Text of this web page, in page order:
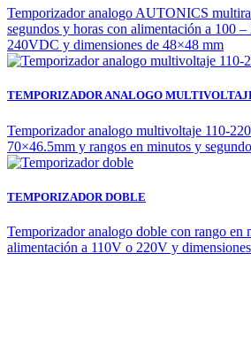
Temporizador analogo AUTONICS
segundos y horas con alimentación a 100
240VDC y dimensiones de 48×48 mm
TEMPORIZADOR ANALOGO
Temporizador analogo multivoltaje 110-
70×46.5mm y rangos en minutos y
TEMPORIZADOR DOBLE
Temporizador analogo doble con rango en
alimentación a 110V o 220V y